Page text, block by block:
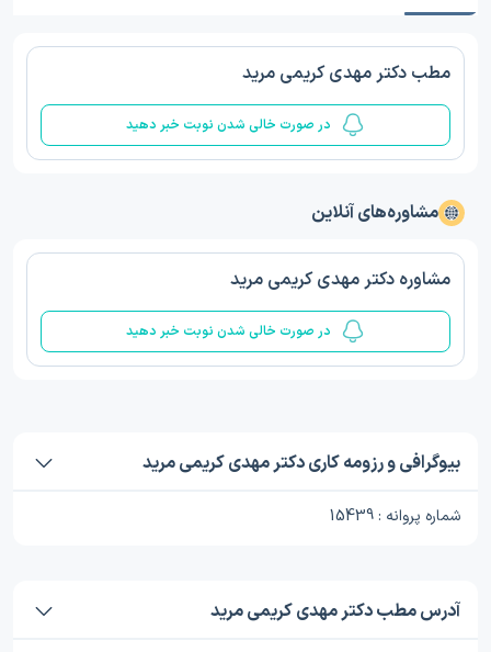
مطب دکتر مهدی کریمی مرید
در صورت خالی شدن نوبت خبر دهید
مشاوره‌های آنلاین
مشاوره دکتر مهدی کریمی مرید
در صورت خالی شدن نوبت خبر دهید
بیوگرافی و رزومه کاری دکتر مهدی کریمی مرید
شماره پروانه : 15439
آدرس مطب دکتر مهدی کریمی مرید